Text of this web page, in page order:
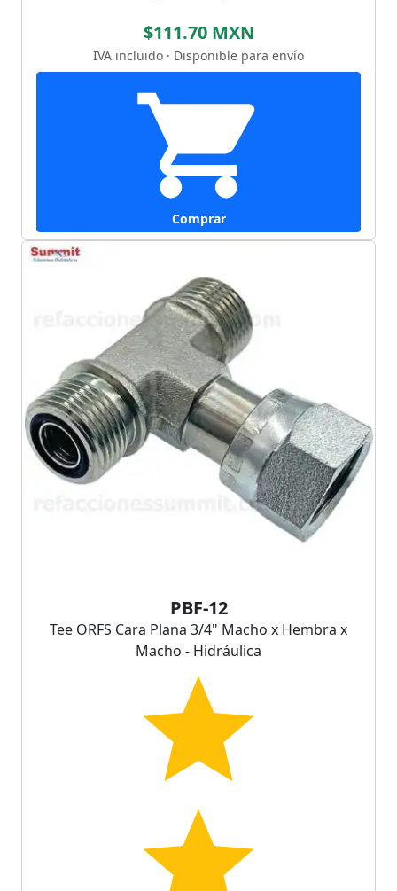
$111.70 MXN
IVA incluido · Disponible para envío
Comprar
PBF-12
Tee ORFS Cara Plana 3/4" Macho x Hembra x
Macho - Hidráulica